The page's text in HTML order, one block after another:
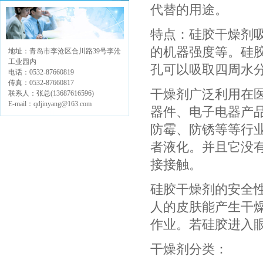
地址：青岛市李沧区合川路39号李沧
工业园内
电话：0532-87660819
传真：0532-87660817
联系人：张总(13687616596)
E-mail：qdjinyang@163.com
代替的用途。
特点：硅胶干燥剂
的机器强度等。硅
孔可以吸取四周水
干燥剂广泛利用在
器件、电子电器产
防霉、防锈等等行
者液化。并且它没
接接触。
硅胶干燥剂的安全
人的皮肤能产生干
作业。若硅胶进入
干燥剂分类：